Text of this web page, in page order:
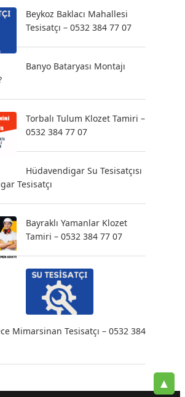
Beykoz Baklacı Mahallesi
Tesisatçı – 0532 384 77 07
Banyo Bataryası Montajı
Torbalı Tulum Klozet Tamiri –
0532 384 77 07
Hüdavendigar Su Tesisatçısı
Tesisatçı
Bayraklı Yamanlar Klozet
Tamiri – 0532 384 77 07
Mimarsinan Tesisatçı – 0532 384
▲